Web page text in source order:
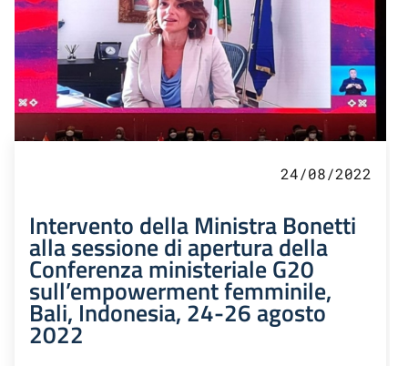
24/08/2022
Intervento della Ministra Bonetti
alla sessione di apertura della
Conferenza ministeriale G20
sull’empowerment femminile,
Bali, Indonesia, 24-26 agosto
2022